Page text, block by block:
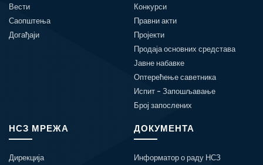
Вести
Саопштења
Догађаји
Конкурси
Правни акти
Пројекти
Продаја основних средстава
Јавне набавке
Оптерећење саветника
Испит - Запошљавање
Број запослених
НСЗ МРЕЖА
Дирекција
ДОКУМЕНТА
Информатор о раду НСЗ